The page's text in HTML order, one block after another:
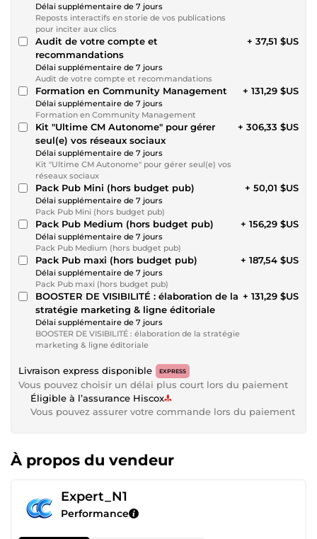
Délai supplémentaire de 7 jours
Reposts interactifs en storie de vos publications
pour inciter aux clics
Audit de votre compte et
recommandations
Délai supplémentaire de 7 jours
Audit de votre compte et recommandations
+ 37,51 $US
Formation en Community Management
Délai supplémentaire de 7 jours
Formation en Community Management
+ 131,29 $US
Kit "Ultime CM Autonome" pour gérer
seul(e) vos réseaux sociaux
Délai supplémentaire de 7 jours
Kit "Ultime CM Autonome" pour gérer seul(e) vos
réseaux sociaux
+ 306,33 $US
Pack Pub Mini (hors budget pub)
Délai supplémentaire de 7 jours
Pack Pub Mini (hors budget pub)
+ 50,01 $US
Pack Pub Medium (hors budget pub)
Délai supplémentaire de 7 jours
Pack Pub Medium (hors budget pub)
+ 156,29 $US
Pack Pub maxi (hors budget pub)
Délai supplémentaire de 7 jours
Pack Pub maxi (hors budget pub)
+ 187,54 $US
BOOSTER DE VISIBILITÉ : élaboration de la
stratégie marketing & ligne éditoriale
Délai supplémentaire de 7 jours
BOOSTER DE VISIBILITÉ : élaboration de la stratégie
marketing & ligne éditoriale
+ 131,29 $US
Livraison express disponible EXPRESS
Vous pouvez choisir un délai plus court lors du paiement
Éligible à l’assurance Hiscox
Vous pouvez assurer votre commande lors du paiement
À propos du vendeur
Expert_N1
Performance